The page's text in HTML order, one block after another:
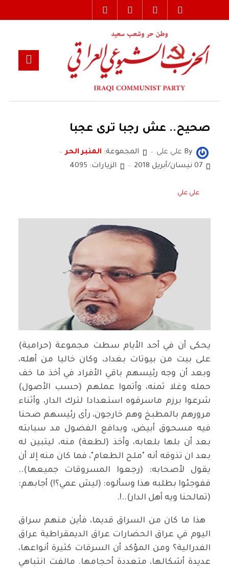
صحيح.. عش رجبا ترى عجبا
By علي علي المجموعة: المنبر الحر
07 نيسان/أبريل 2018
الزيارات: 4095
علي علي
يحكى أن في أحد الأيام سطت مجموعة (حرامية)
على بيت من بيوتات بغداد، وكان خاليا من أهله،
وبعد أن وجه رئيسهم باقي الأفراد في أخذ ما خف
حمله وغلا ثمنه، وأتموا عملهم (حسب الأصول)
شرعوا برزم ماسرقوه استعدادا لترك الدار، وأثناء
مرورهم بالمطبخ وهم خارجون، رأى رئيسهم صحنا
فيه مسحوق أبيض، وبدافع الفضول مد سبابته
بعد أن بلها بلعابه، وأخذ (لطعة) منه، ليتبين له
بعد ان تذوقه أنه "ملح الطعام"، فما كان منه إلا أن
يقول لأصحابه: (رجعوا المسروقات جميعها)..
ففوجئوا بطلبه هذا وسألوه: (ليش عمي؟!) أجابهم:
(تمالحنا ويه أهل الدار)..!.
هذا ما كان من السراق قديما، فأين منهم سراق
اليوم في عراق الحضارات عراق الديمقراطية عراق
الفدرالية؟ ومن المؤكد أن السرقات كثيرة أنواعها،
عديدة أشكالها، متعددة أحجامها. مالفت انتباهي